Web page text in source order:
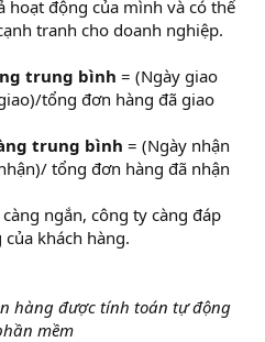
động của mình và có thể
tranh cho doanh nghiệp.
trung bình = (Ngày giao
tổng đơn hàng đã giao
trung bình = (Ngày nhận
tổng đơn hàng đã nhận
ngắn, công ty càng đáp
khách hàng.
hàng được tính toán tự động
mềm